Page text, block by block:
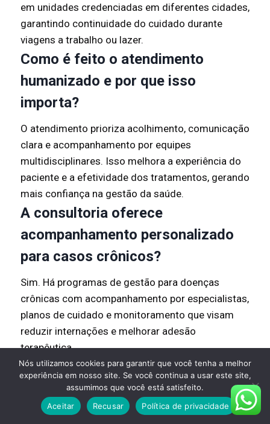
em unidades credenciadas em diferentes cidades,
garantindo continuidade do cuidado durante
viagens a trabalho ou lazer.
Como é feito o atendimento
humanizado e por que isso
importa?
O atendimento prioriza acolhimento, comunicação
clara e acompanhamento por equipes
multidisciplinares. Isso melhora a experiência do
paciente e a efetividade dos tratamentos, gerando
mais confiança na gestão da saúde.
A consultoria oferece
acompanhamento personalizado
para casos crônicos?
Sim. Há programas de gestão para doenças
crônicas com acompanhamento por especialistas,
planos de cuidado e monitoramento que visam
reduzir internações e melhorar adesão
terapêutica.
Quais diferenciais tecnológicos
estão disponíveis nos produtos
ofertados?
Nós utilizamos cookies para garantir que você tenha a melhor
experiência em nosso site. Se você continua a usar este site,
assumimos que você está satisfeito.
Aceitar
Recusar Política de privacidade